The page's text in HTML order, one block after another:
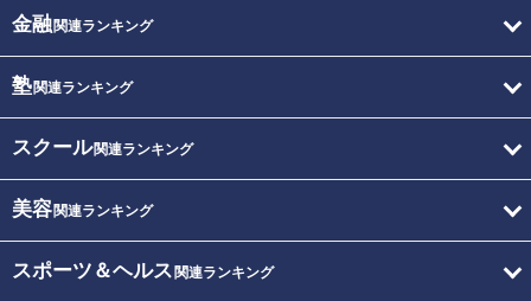
金融関連ランキング
塾関連ランキング
スクール関連ランキング
美容関連ランキング
スポーツ＆ヘルス 関連ランキング